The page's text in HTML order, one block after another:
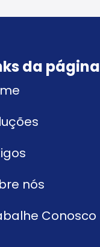
da página
nós
Conosco